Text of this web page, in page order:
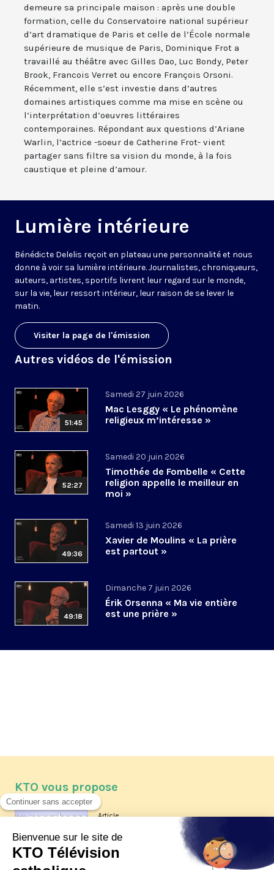
demeure sa principale maison : après une double
formation, celle du Conservatoire national supérieur
d’art dramatique de Paris et celle de l’École normale
supérieure de musique de Paris, Dominique Frot a
travaillé au théâtre avec Gilles Dao, Luc Bondy, Peter
Brook, Francois Verret ou encore François Orsoni.
Récemment, elle s’est investie dans d’autres
domaines artistiques comme ma mise en scène ou
l’interprétation d’oeuvres littéraires
contemporaines. Répondant aux questions d’Ariane
Warlin, l’actrice -soeur de Catherine Frot- vient
partager sans filtre sa vision du monde, à la fois
caustique et pleine d’amour.
Lumière intérieure
Bénédicte Delelis reçoit en plateau une personnalité et nous
donne à voir sa lumière intérieure. Journalistes, chroniqueurs,
auteurs, artistes, sportifs livrent leur regard sur le monde,
sur la vie, leur ressort intérieur, leur raison de se lever le
matin.
Visiter la page de l'émission
Autres vidéos de l'émission
51:45
Samedi 27 juin 2026
Mac Lesggy « Le phénomène
religieux m’intéresse »
52:27
Samedi 20 juin 2026
Timothée de Fombelle « Cette
religion appelle le meilleur en
moi »
49:36
Samedi 13 juin 2026
Xavier de Moulins « La prière
est partout »
49:18
Dimanche 7 juin 2026
Érik Orsenna « Ma vie entière
est une prière »
KTO vous propose
Article
Les reportages d'été 2026 de KTO